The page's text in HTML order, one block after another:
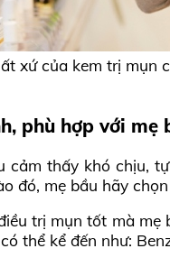
xứ của kem trị mụn
phù hợp với mẹ
cảm thấy khó chịu,
đó, mẹ bầu hãy
trị mụn tốt mà
có thể kể đến như: